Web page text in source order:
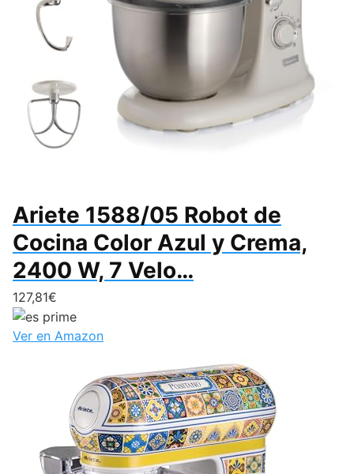
Ariete 1588/05 Robot de
Cocina Color Azul y Crema,
2400 W, 7 Velo…
127,81€
Ver en Amazon